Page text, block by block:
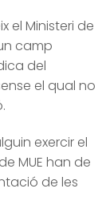
el Ministeri de
camp
del
el qual no
exercir el
MUE han de
de les